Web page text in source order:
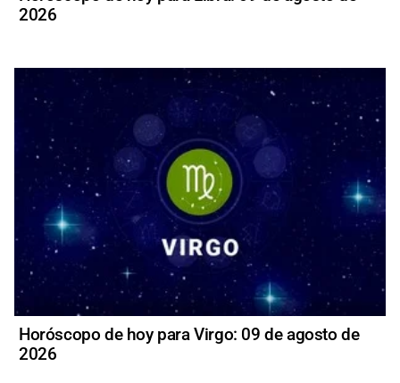
2026
Horóscopo de hoy para Virgo: 09 de agosto de
2026